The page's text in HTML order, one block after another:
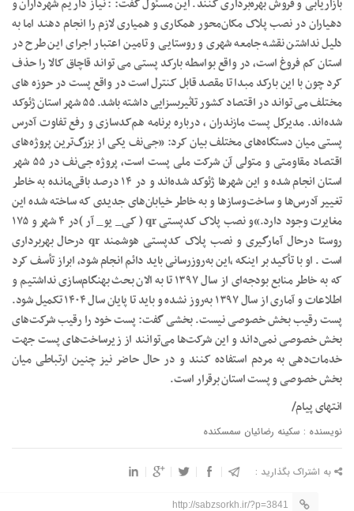
بازاریابی و فروش بهره‌برداری کنند. این مسئول گفت: : نیاز داریم شهرداران و
دهیاران در نصب پلاک مکان‌محور همکاری و همیاری لازم را انجام دهند اما به
دلیل نداشتن نقشه جامعه شهری و روستایی و تامین اعتبار اجرای این طرح در
استان کم فروغ است، در واقع بواسطه بارکد پستی می تواند قاچاق کالا را حذف
کرد چون با این بارکد مبدا تا مقصد قابل کنترل است در واقع پست در حوزه های
مختلف می تواند در اقتصاد کشور تاثیربسزایی داشته باشد. ۵۵ شهر استان ژئوکد
شده‌اند. مدیرکل پست مازندران ، درباره برنامه هم‌کدسازی و رفع تفاوت آدرس
پستی میان دستگاه‌های مختلف بیان کرد: «جی‌نف یکی از بزرگ‌ترین پروژه‌های
اقتصاد مقاومتی و متولی آن شرکت ملی پست است، پروژه جی‌نف در ۵۵ شهر
استان انجام شده و این شهرها ژئوکد شد‌ه‌اند و در ۱۴ درصد باقی‌مانده به خاطر
تغییر آدرس‌ها و ساخت‌وسازها و به خاطر خیابان‌های جدیدی که ساخته شده این
مغایرت وجود دارد.»و نصب پلاک کدپستی qr ( کی_ یو_ آر )در ۴ شهر و ۱۷۵
روستا درحال آمارگیری و نصب پلاک کدپستی هوشمند qr درحال بهربرداری
است . او با تأکید بر اینکه ،این به‌روزرسانی باید دائم انجام شود، ابراز تأسف کرد
که به‌ خاطر منابع بودجه‌ای از سال ۱۳۹۷ تا به الان بحث بهنگام‌سازی نداشتیم و
اطلاعات و آماری از سال ۱۳۹۷ به‌روز نشده و باید تا پایان سال ۱۴۰۴ تکمیل شود.
پست رقیب بخش خصوصی نیست. بخشی گفت: پست خود را رقیب شرکت‌های
بخش خصوصی نمی‌داند و این شرکت‌ها می‌توانند از زیرساخت‌های پست جهت
خدمات‌دهی به مردم استفاده کنند و در حال حاضر نیز چنین ارتباطی میان
بخش خصوصی و پست استان برقرار است.
انتهای پیام/
نویسنده : سکینه رضائیان سمسکنده
به اشتراک بگذارید :
http://sabzsorkh.ir/?p=3841